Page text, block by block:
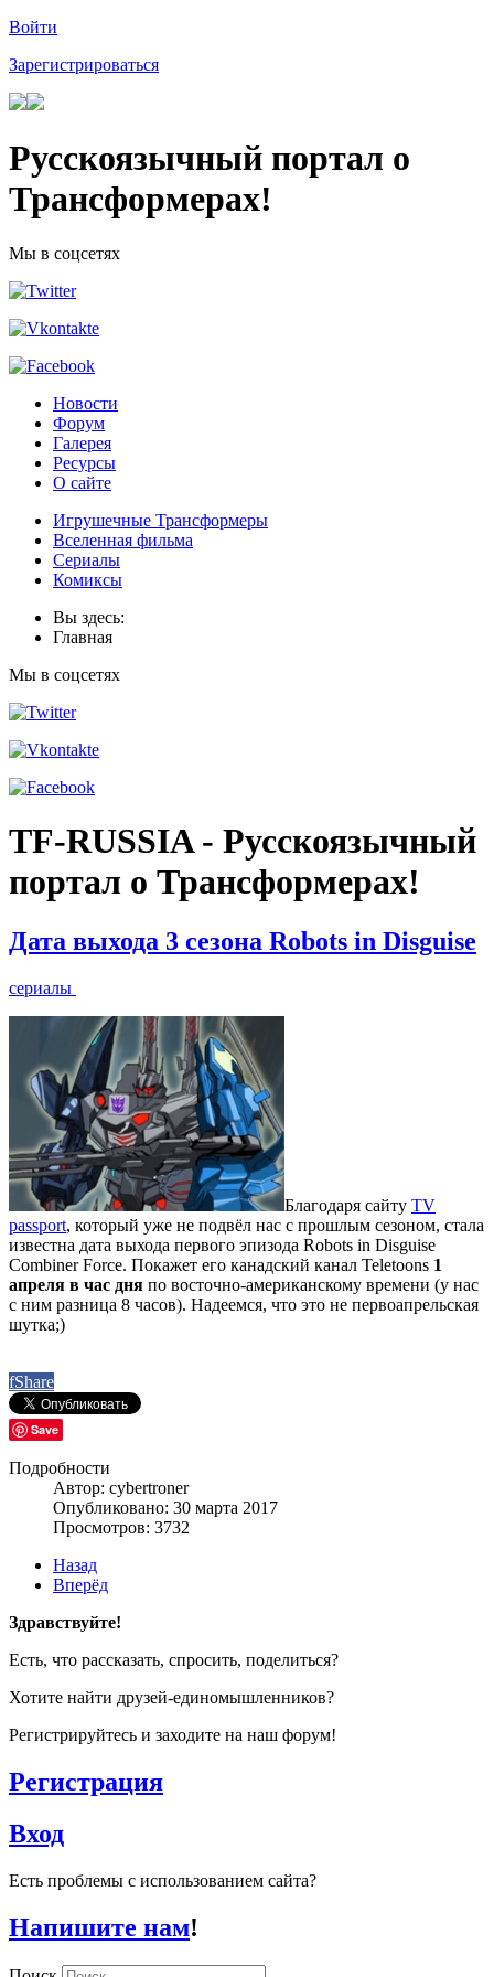
Войти
Зарегистрироваться
Русскоязычный портал о
Трансформерах!
Мы в соцсетях
Новости
Форум
Галерея
Ресурсы
О сайте
Игрушечные Трансформеры
Вселенная фильма
Сериалы
Комиксы
Вы здесь:
Главная
Мы в соцсетях
TF-RUSSIA - Русскоязычный
портал о Трансформерах!
Дата выхода 3 сезона Robots in Disguise
сериалы
Благодаря сайту TV
passport, который уже не подвёл нас с прошлым сезоном, стала
известна дата выхода первого эпизода Robots in Disguise
Combiner Force. Покажет его канадский канал Teletoons 1
апреля в час дня по восточно-американскому времени (у нас
с ним разница 8 часов). Надеемся, что это не первоапрельская
шутка;)
fShare
Save
Подробности
Автор: cybertroner
Опубликовано: 30 марта 2017
Просмотров: 3732
Назад
Вперёд
Здравствуйте!
Есть, что рассказать, спросить, поделиться?
Хотите найти друзей-единомышленников?
Регистрируйтесь и заходите на наш форум!
Регистрация
Вход
Есть проблемы с использованием сайта?
Напишите нам!